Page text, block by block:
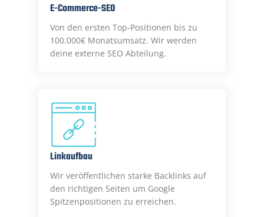
E-Commerce-SEO
Von den ersten Top-Positionen bis zu
100.000€ Monatsumsatz. Wir werden
deine externe SEO Abteilung.
Linkaufbau
Wir veröffentlichen starke Backlinks auf
den richtigen Seiten um Google
Spitzenpositionen zu erreichen.